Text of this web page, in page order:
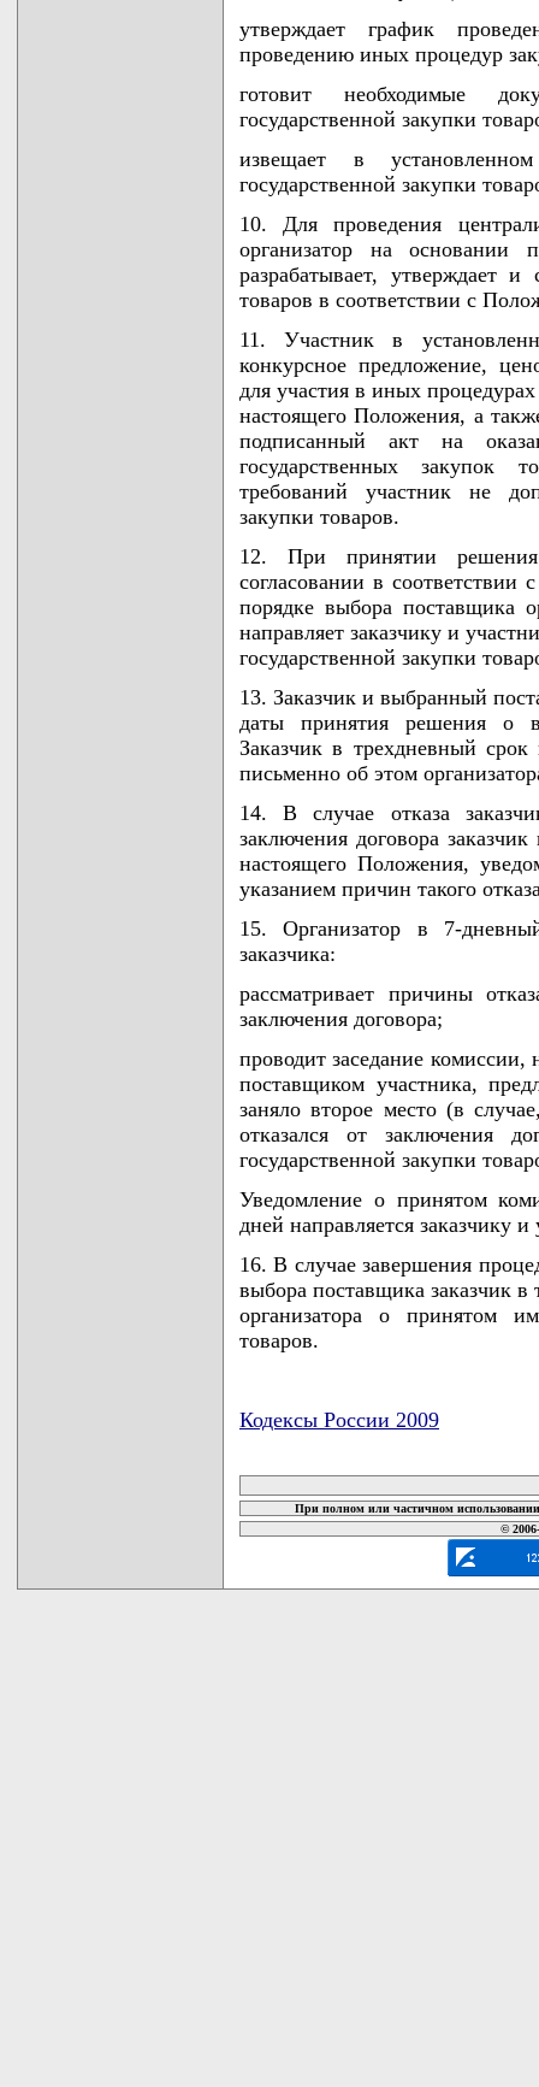
утверждает график
проведению иных процедур
готовит необходимые
государственной закупки
извещает в
государственной закупки
10. Для проведения
организатор на основании
разрабатывает, утверждает и
товаров в соответствии с
11. Участник в
конкурсное предложение,
для участия в иных
настоящего Положения, а
подписанный акт на
государственных закупок
требований участник не
закупки товаров.
12. При принятии
согласовании в
порядке выбора поставщика
направляет заказчику и
государственной закупки
13. Заказчик и выбранный
даты принятия решения о
Заказчик в трехдневный
письменно об этом
14. В случае отказа
заключения договора
настоящего Положения,
указанием причин такого
15. Организатор в 7-
заказчика:
рассматривает причины
заключения договора;
проводит заседание
поставщиком участника,
заняло второе место (в
отказался от заключения
государственной закупки
Уведомление о принятом
дней направляется заказчику
16. В случае завершения
выбора поставщика заказчик в
организатора о принятом
товаров.
Кодексы России 2009
При полном или частичном
©